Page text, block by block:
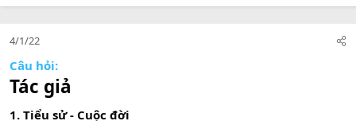
4/1/22
Câu hỏi:
Tác giả
1. Tiểu sử - Cuộc đời